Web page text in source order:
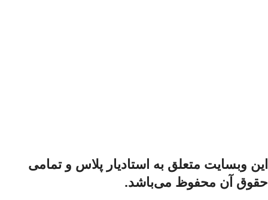
اين وبسايت متعلق به استادیار پلاس و تمامی
حقوق آن محفوظ می‌باشد.